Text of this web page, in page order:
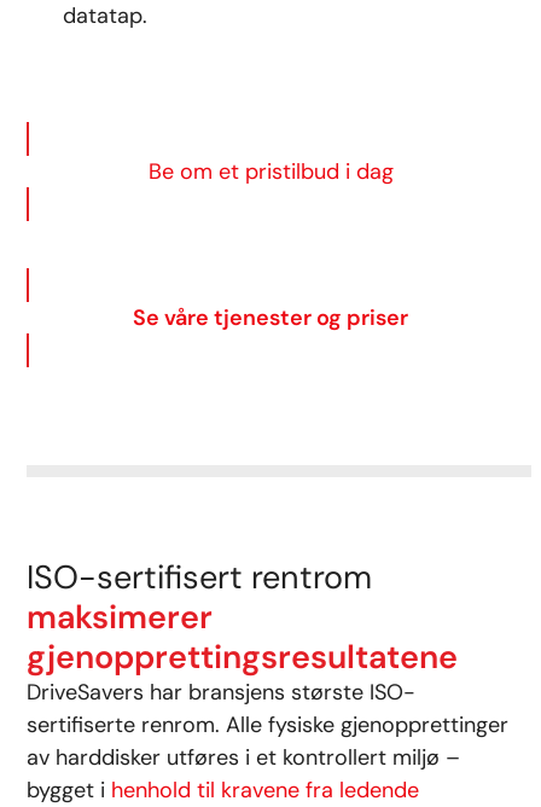
datatap.
Be om et pristilbud i dag
Se våre tjenester og priser
ISO-sertifisert rentrom
maksimerer
gjenopprettingsresultatene
DriveSavers har bransjens største ISO-
sertifiserte renrom. Alle fysiske gjenopprettinger
av harddisker utføres i et kontrollert miljø –
bygget i henhold til kravene fra ledende